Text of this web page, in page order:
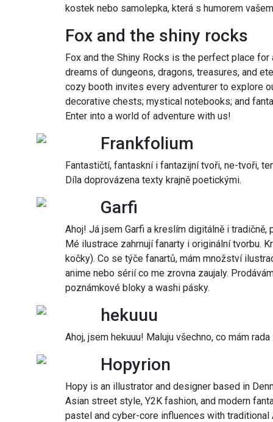
kostek nebo samolepka, která s humorem
Fox and the shiny rocks
Fox and the Shiny Rocks is the perfect place for
dreams of dungeons, dragons, treasures, and
cozy booth invites every adventurer to explore
decorative chests; mystical notebooks; and
Enter into a world of adventure with us!
Frankfolium
Fantastičtí, fantaskní i fantazijní tvoři, ne-tvoři,
Díla doprovázena texty krajně poetickými.
Garfi
Ahoj! Já jsem Garfi a kreslím digitálně i tradičně,
Mé ilustrace zahrnují fanarty i originální tvorbu.
kočky). Co se týče fanartů, mám množství
anime nebo sérií co me zrovna zaujaly.
poznámkové bloky a washi pásky.
hekuuu
Ahoj, jsem hekuuu! Maluju všechno, co mám rada
Hopyrion
Hopy is an illustrator and designer based in
Asian street style, Y2K fashion, and modern
pastel and cyber-core influences with